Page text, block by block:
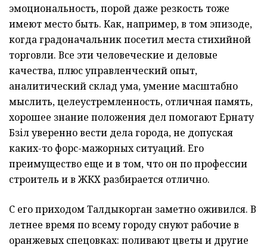
эмоциональность, порой даже резкость тоже
имеют место быть. Как, например, в том эпизоде,
когда градоначальник посетил места стихийной
торговли. Все эти человеческие и деловые
качества, плюс управленческий опыт,
аналитический склад ума, умение масштабно
мыслить, целеустремленность, отличная память,
хорошее знание положения дел помогают Ернату
Бәзіл уверенно вести дела города, не допуская
каких-то форс-мажорных ситуаций. Его
преимущество еще и в том, что он по профессии
строитель и в ЖКХ разбирается отлично.
С его приходом Талдыкорган заметно оживился. В
летнее время по всему городу снуют рабочие в
оранжевых спецовках: поливают цветы и другие